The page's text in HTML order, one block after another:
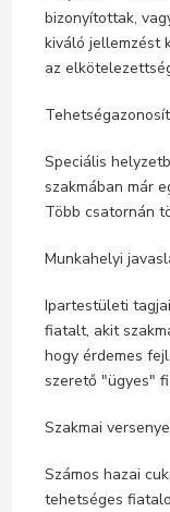
bizonyítottak,
kiváló jellemzést
az
Speciális
szakmában már
Több csatornán
Munkahelyi
Ipartestületi
fiatalt, akit
hogy érdemes
szerető "ügyes"
Szakmai
Számos hazai
tehetséges